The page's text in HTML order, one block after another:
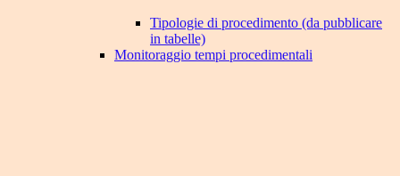
Tipologie di procedimento (da pubblicare
in tabelle)
Monitoraggio tempi procedimentali